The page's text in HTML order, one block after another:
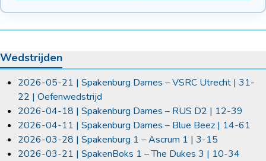
Wedstrijden
2026-05-21 | Spakenburg Dames – VSRC Utrecht | 31-
22 | Oefenwedstrijd
2026-04-18 | Spakenburg Dames – RUS D2 | 12-39
2026-04-11 | Spakenburg Dames – Blue Beez | 14-61
2026-03-28 | Spakenburg 1 – Ascrum 1 | 3-15
2026-03-21 | SpakenBoks 1 – The Dukes 3 | 10-34